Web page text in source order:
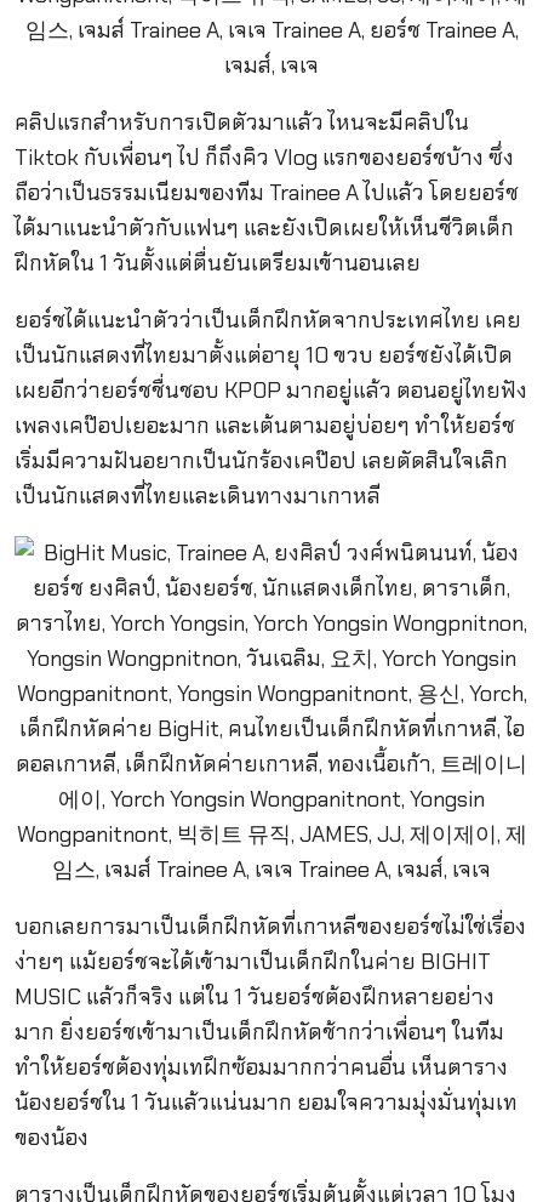
คลิปแรกสำหรับการเปิดตัวมาแล้ว ไหนจะมีคลิปใน
Tiktok กับเพื่อนๆ ไป ก็ถึงคิว Vlog แรกของยอร์ชบ้าง ซึ่ง
ถือว่าเป็นธรรมเนียมของทีม Trainee A ไปแล้ว โดยยอร์ช
ได้มาแนะนำตัวกับแฟนๆ และยังเปิดเผยให้เห็นชีวิตเด็ก
ฝึกหัดใน 1 วันตั้งแต่ตื่นยันเตรียมเข้านอนเลย
ยอร์ชได้แนะนำตัวว่าเป็นเด็กฝึกหัดจากประเทศไทย เคย
เป็นนักแสดงที่ไทยมาตั้งแต่อายุ 10 ขวบ ยอร์ชยังได้เปิด
เผยอีกว่ายอร์ชชื่นชอบ KPOP มากอยู่แล้ว ตอนอยู่ไทยฟัง
เพลงเคป๊อปเยอะมาก และเต้นตามอยู่บ่อยๆ ทำให้ยอร์ช
เริ่มมีความฝันอยากเป็นนักร้องเคป๊อป เลยตัดสินใจเลิก
เป็นนักแสดงที่ไทยและเดินทางมาเกาหลี
บอกเลยการมาเป็นเด็กฝึกหัดที่เกาหลีของยอร์ชไม่ใช่เรื่อง
ง่ายๆ แม้ยอร์ชจะได้เข้ามาเป็นเด็กฝึกในค่าย BIGHIT
MUSIC แล้วก็จริง แต่ใน 1 วันยอร์ชต้องฝึกหลายอย่าง
มาก ยิ่งยอร์ชเข้ามาเป็นเด็กฝึกหัดช้ากว่าเพื่อนๆ ในทีม
ทำให้ยอร์ชต้องทุ่มเทฝึกซ้อมมากกว่าคนอื่น เห็นตาราง
น้องยอร์ชใน 1 วันแล้วแน่นมาก ยอมใจความมุ่งมั่นทุ่มเท
ของน้อง
ตารางเป็นเด็กฝึกหัดของยอร์ชเริ่มต้นตั้งแต่เวลา 10 โมง